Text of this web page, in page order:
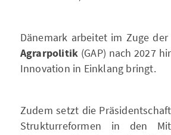
Dänemark arbeitet im Zuge
Agrarpolitik (GAP) nach 2027
Innovation in Einklang bringt.
Zudem setzt die
Strukturreformen in den